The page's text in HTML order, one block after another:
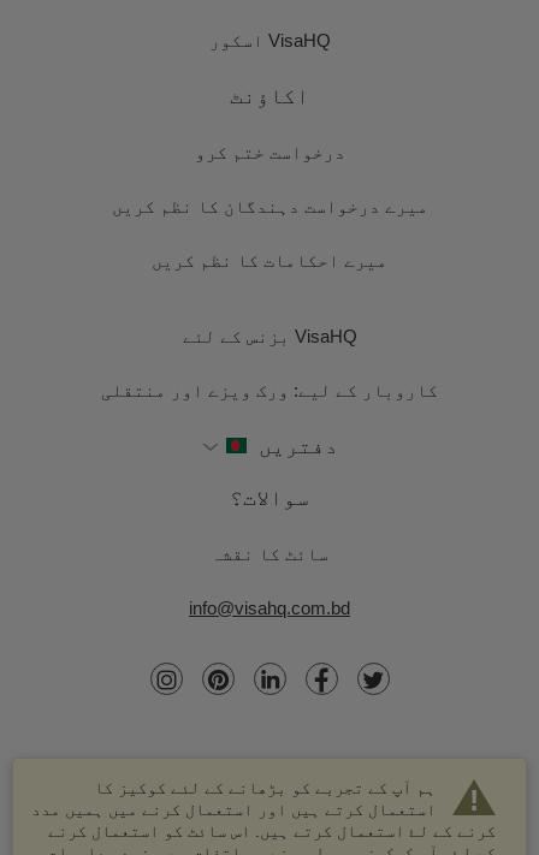
ہم آپ کے تجربے کو بڑھانے کے لئے کوکیز کا
استعمال کرتے ہیں اور استعمال کرنے میں ہمیں مدد
کرنے کے لۓ استعمال کرتے ہیں. اس سائٹ کو استعمال کرنے
VisaHQ اسکور
اکاؤنٹ
درخواست ختم کرو
میرے درخواست دہندگان کا نظم کریں
میرے احکامات کا نظم کریں
VisaHQ بزنس کے لئے
کاروبار کے لیے: ورک ویزے اور منتقلی
دفتریں
سوالات؟
سائٹ کا نقشہ
info@visahq.com.bd